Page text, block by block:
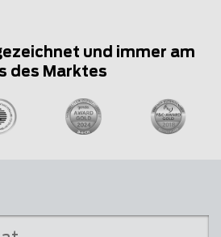
und immer am
des Marktes